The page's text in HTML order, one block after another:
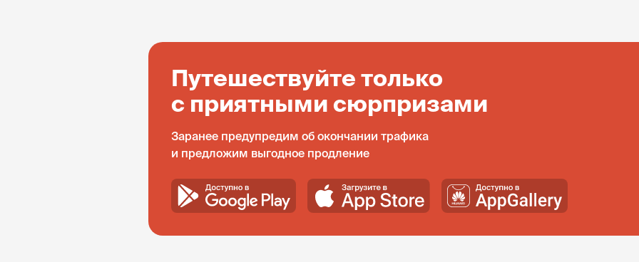
Путешествуйте только
с приятными сюрпризами
Заранее предупредим об окончании трафика
и предложим выгодное продление